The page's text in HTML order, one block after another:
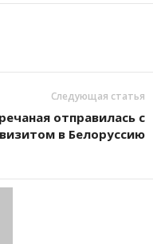
Следующая статья
отправилась с
визитом в Белоруссию